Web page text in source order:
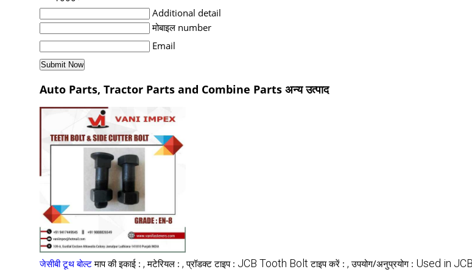
Additional detail
मोबाइल number
Email
Auto Parts, Tractor Parts and Combine Parts अन्य उत्पाद
जेसीबी टूथ बोल्ट माप की इकाई : , मटेरियल : , प्रॉडक्ट टाइप : JCB Tooth Bolt टाइप करें : , उपयोग/अनुप्रयोग : Used in